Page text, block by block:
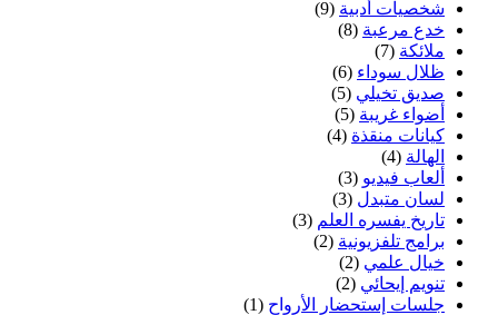
شخصيات أدبية (9)
خدع مرعبة (8)
ملائكة (7)
ظلال سوداء (6)
صديق تخيلي (5)
أضواء غريبة (5)
كيانات منقذة (4)
الهالة (4)
ألعاب فيديو (3)
لسان متبدل (3)
تاريخ يفسره العلم (3)
برامج تلفزيونية (2)
خيال علمي (2)
تنويم إيحائي (2)
جلسات إستحضار الأرواح (1)